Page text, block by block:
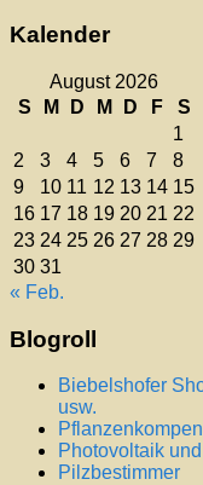
Kalender
August 2026
S
M D M D F
S
1
2
3 4 5 6 7
8
9
10 11 12 13 14 15
16 17 18 19 20 21 22
23 24 25 26 27 28 29
30 31
« Feb.
Blogroll
Biebelshofer
usw.
Photovoltaik
Pilzbestimmer